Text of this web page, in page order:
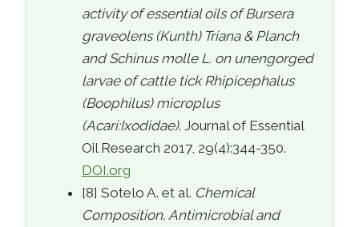
activity of essential oils of Bursera
graveolens (Kunth) Triana & Planch
and Schinus molle L. on unengorged
larvae of cattle tick Rhipicephalus
(Boophilus) microplus
(Acari:Ixodidae). Journal of Essential
Oil Research 2017, 29(4):344-350.
DOI.org
[8] Sotelo A. et al. Chemical
Composition, Antimicrobial and